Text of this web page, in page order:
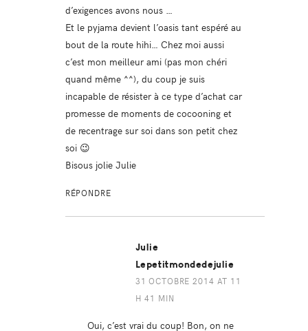
d’exigences avons nous …
Et le pyjama devient l’oasis tant espéré au
bout de la route hihi… Chez moi aussi
c’est mon meilleur ami (pas mon chéri
quand même ^^), du coup je suis
incapable de résister à ce type d’achat car
promesse de moments de cocooning et
de recentrage sur soi dans son petit chez
soi 😉
Bisous jolie Julie
RÉPONDRE
Julie
Lepetitmondedejulie
31 OCTOBRE 2014 AT 11
H 41 MIN
Oui, c’est vrai du coup! Bon, on ne